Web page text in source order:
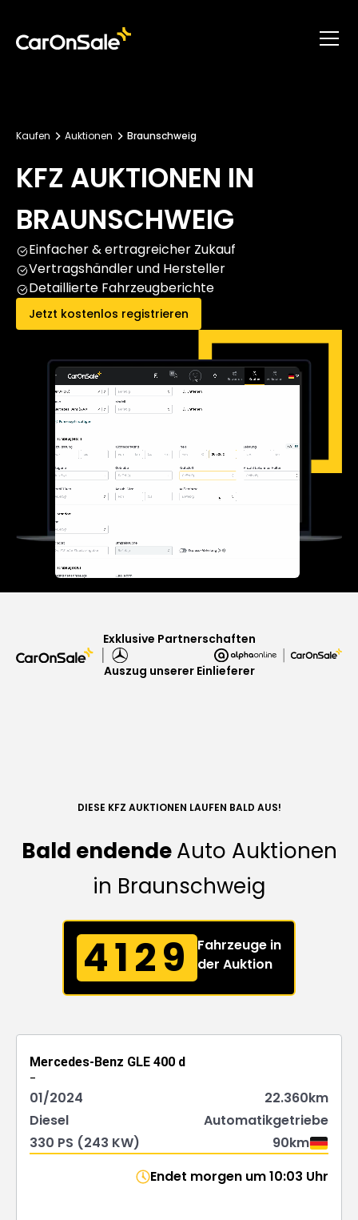
Kaufen Auktionen Braunschweig
KFZ AUKTIONEN IN
BRAUNSCHWEIG
Einfacher & ertragreicher Zukauf
Vertragshändler und Hersteller
Detaillierte Fahrzeugberichte
Jetzt kostenlos registrieren
Exklusive Partnerschaften
Auszug unserer Einlieferer
DIESE KFZ AUKTIONEN LAUFEN BALD AUS!
Bald endendeAuto Auktionen
in Braunschweig
4129
Fahrzeuge in
der Auktion
Mercedes-Benz GLE 400 d
-
01/2024
22.360km
Diesel
Automatikgetriebe
330 PS (243 KW)
90km
Endet morgen um 10:03 Uhr